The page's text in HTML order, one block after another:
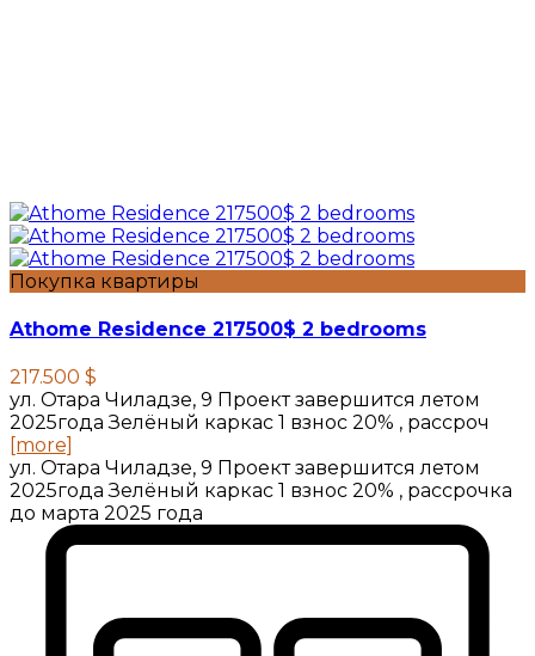
Покупка квартиры
Athome Residence 217500$ 2 bedrooms
217.500 $
ул. Отара Чиладзе, 9 Проект завершится летом
2025года Зелёный каркас 1 взнос 20% , рассроч
[more]
ул. Отара Чиладзе, 9 Проект завершится летом
2025года Зелёный каркас 1 взнос 20% , рассрочка
до марта 2025 года